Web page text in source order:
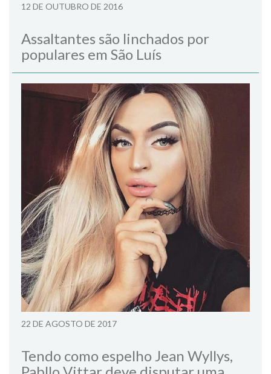
12 DE OUTUBRO DE 2016
Assaltantes são linchados por
populares em São Luís
22 DE AGOSTO DE 2017
Tendo como espelho Jean Wyllys,